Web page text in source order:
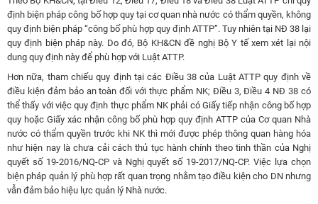
định biện pháp công bố hợp quy tại cơ quan nhà nước có thẩm quyền, không
quy định biện pháp “công bố phù hợp quy định ATTP”. Tuy nhiên tại NĐ 38 lại
quy định biện pháp này. Do đó, Bộ KH&CN đề nghị Bộ Y tế xem xét lại nội
dung quy định này để phù hợp với Luật ATTP.
Hơn nữa, tham chiếu quy định tại các Điều 38 của Luật ATTP quy định về
điều kiện đảm bảo an toàn đối với thực phẩm NK; Điều 3, Điều 4 NĐ 38 có
thể thấy với việc quy định thực phẩm NK phải có Giấy tiếp nhận công bố hợp
quy hoặc Giấy xác nhận công bố phù hợp quy định ATTP của Cơ quan Nhà
nước có thẩm quyền trước khi NK thì mới được phép thông quan hàng hóa
như hiện nay là chưa cải cách thủ tục hành chính theo tinh thần của Nghị
quyết số 19-2016/NQ-CP và Nghị quyết số 19-2017/NQ-CP. Việc lựa chọn
biện pháp quản lý phù hợp rất quan trọng nhằm tạo điều kiện cho DN nhưng
vẫn đảm bảo hiệu lực quản lý Nhà nước.